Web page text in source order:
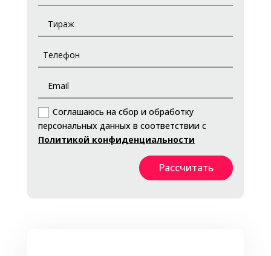
Соглашаюсь на сбор и обработку
персональных данных в соответствии с
Политикой конфиденциальности
Рассчитать